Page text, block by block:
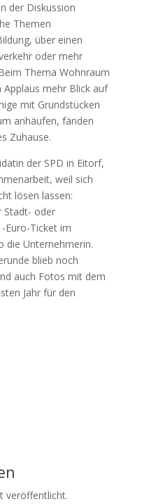
der Diskussion
Themen
über einen
oder mehr
Thema Wohnraum
mehr Blick auf
mit Grundstücken
anhäufen, fänden
Zuhause.
der SPD in Eitorf,
weil sich
lösen lassen:
Stadt- oder
Euro-Ticket im
die Unternehmerin.
blieb noch
auch Fotos mit dem
Jahr für den
veröffentlicht.